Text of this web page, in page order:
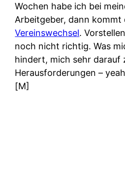
Wochen habe ich bei
Arbeitgeber, dann kommt
Vereinswechsel.
noch nicht richtig. Was
hindert, mich sehr darauf
Herausforderungen –
[M]